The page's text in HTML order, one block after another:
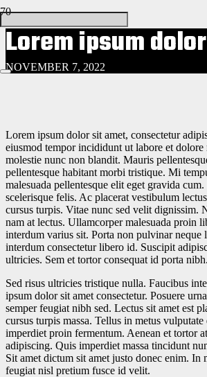
Lorem ipsum
NOVEMBER 7, 2022
Lorem ipsum dolor sit amet, consectetur
eiusmod tempor incididunt ut labore et dolore
molestie nunc non blandit. Mauris
pellentesque habitant morbi tristique. Mi
malesuada pellentesque elit eget gravida
scelerisque felis. Ac placerat vestibulum
cursus turpis. Vitae nunc sed velit dignissim.
nam at lectus. Ullamcorper malesuada proin
interdum varius sit. Porta non pulvinar neque
interdum consectetur libero id. Suscipit
ultricies. Sem et tortor consequat id porta nibh.
Sed risus ultricies tristique nulla. Faucibus
ipsum dolor sit amet consectetur. Posuere
semper feugiat nibh sed. Lectus sit amet est
cursus turpis massa. Tellus in metus
imperdiet proin fermentum. Aenean et tortor
adipiscing. Quis imperdiet massa tincidunt
Sit amet dictum sit amet justo donec enim. In
feugiat nisl pretium fusce id velit.